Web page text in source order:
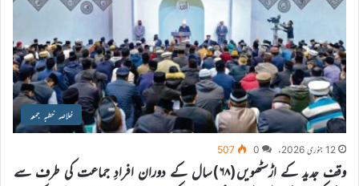
خلاصہ خطبہ جمعہ
12 جنوری 2026ء 0
507
وقف جدید کے اڑسٹھویں(۶۸)سال کے دوران افرادِ جماعت کی طرف سے